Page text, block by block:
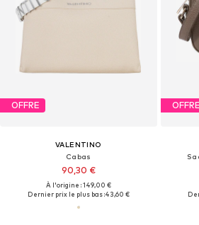
OFFRE
VALENTINO
Cabas
90,30 €
À l'origine : 149,00 €
Dernier prix le plus bas :43,60 €
OFFRE